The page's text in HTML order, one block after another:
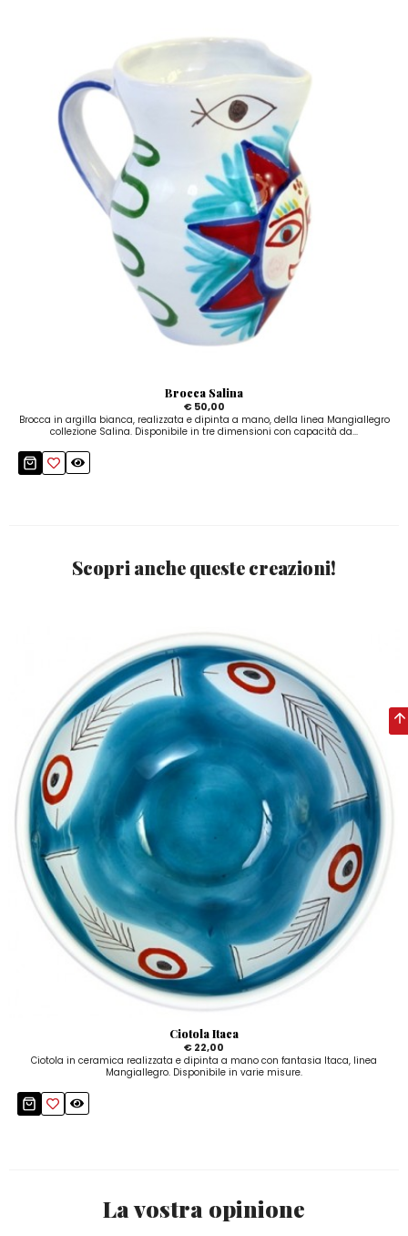
Brocca Salina
€ 50,00
Brocca in argilla bianca, realizzata e dipinta a mano, della linea Mangiallegro
collezione Salina. Disponibile in tre dimensioni con capacità da...
Scopri anche queste creazioni!
Ciotola Itaca
€ 22,00
Ciotola in ceramica realizzata e dipinta a mano con fantasia Itaca, linea
Mangiallegro. Disponibile in varie misure.
La vostra opinione